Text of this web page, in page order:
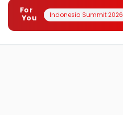
For
You
Indonesia Summit 2026